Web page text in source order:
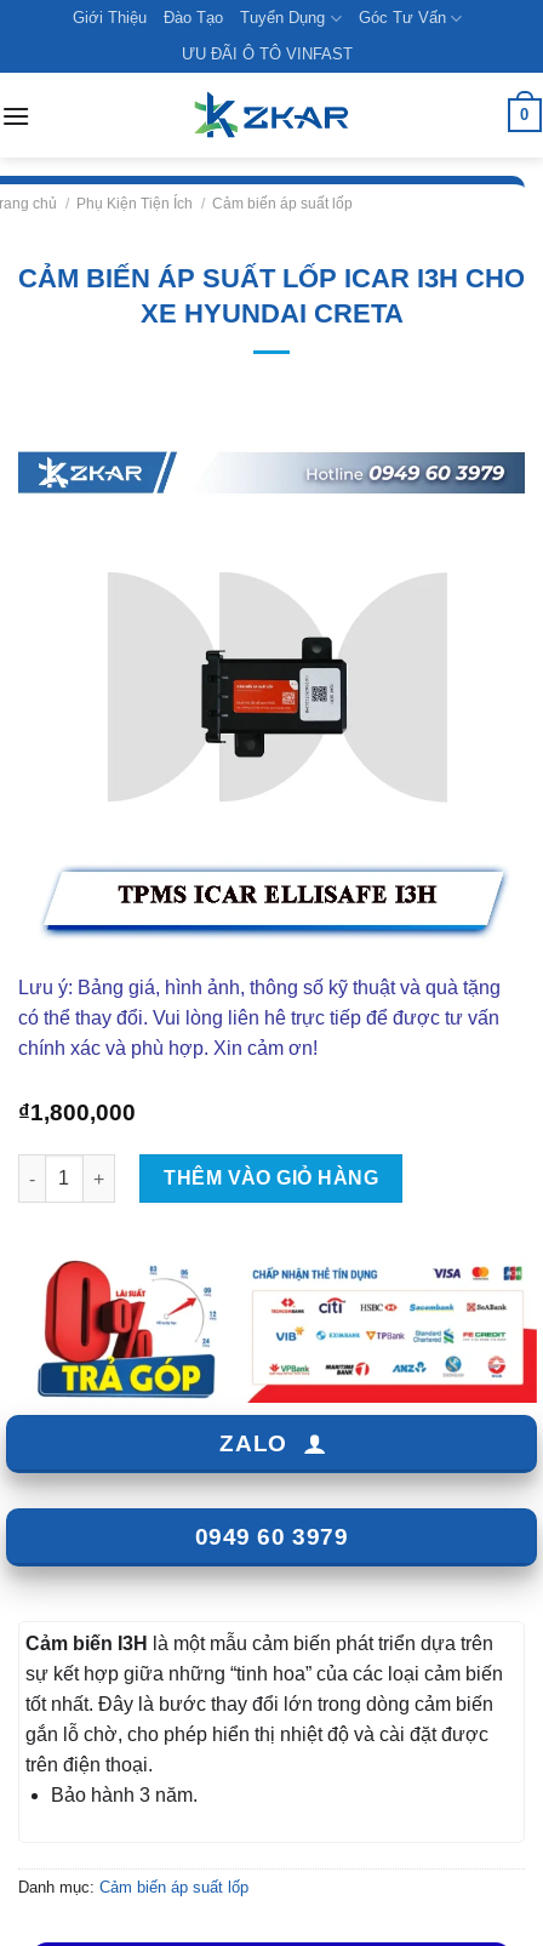
content
Giới Thiệu Đào Tạo Tuyển Dụng
Góc Tư Vấn
ƯU ĐÃI Ô TÔ VINFAST
0
chủ / Phụ Kiện Tiện Ích / Cảm biến áp suất lốp
CẢM BIẾN ÁP SUẤT LỐP ICAR I3H CHO
XE HYUNDAI CRETA
Lưu ý: Bảng giá, hình ảnh, thông số kỹ thuật và quà tặng
có thể thay đổi. Vui lòng liên hê trực tiếp để được tư vấn
chính xác và phù hợp. Xin cảm ơn!
₫1,800,000
Cảm biến áp suất lốp ICAR I3H Cho Xe Hyundai Creta số lượng
THÊM VÀO GIỎ HÀNG
ZALO
0949 60 3979
Cảm biến I3H
là một mẫu cảm biến phát triển dựa trên
sự kết hợp giữa những “tinh hoa” của các loại cảm biến
tốt nhất. Đây là bước thay đổi lớn trong dòng cảm biến
gắn lỗ chờ, cho phép hiển thị nhiệt độ và cài đặt được
trên điện thoại.
Bảo hành 3 năm.
Danh mục: Cảm biến áp suất lốp